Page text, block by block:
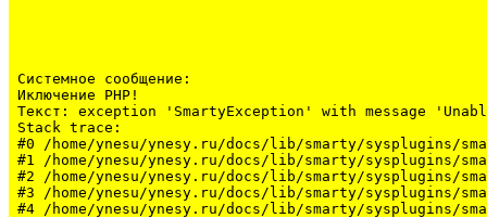
Системное сообщение:
Иключение PHP!
Текст: exception 'SmartyException' with message
Stack trace:
#0 /home/ynesu/ynesy.ru/docs/lib/smarty/sysplugins/
#1 /home/ynesu/ynesy.ru/docs/lib/smarty/sysplugins/
#2 /home/ynesu/ynesy.ru/docs/lib/smarty/sysplugins/
#3 /home/ynesu/ynesy.ru/docs/lib/smarty/sysplugins/
#4 /home/ynesu/ynesy.ru/docs/lib/smarty/sysplugins/